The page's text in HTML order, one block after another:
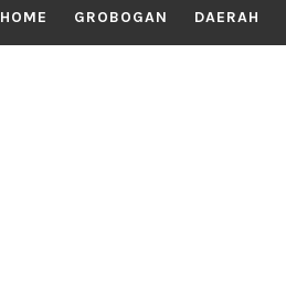
HOME GROBOGAN DAERAH